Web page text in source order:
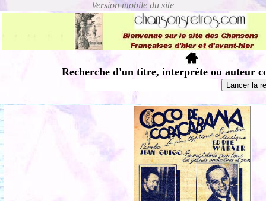
Recherche d'un titre, interprète ou auteur